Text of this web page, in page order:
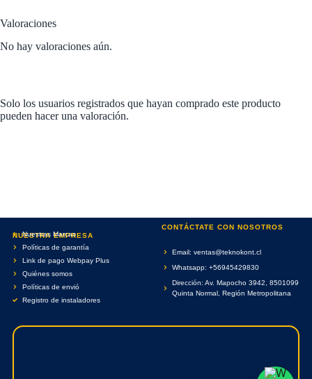
Valoraciones
No hay valoraciones aún.
Solo los usuarios registrados que hayan comprado este producto
pueden hacer una valoración.
NUESTRA EMPRESA
Nuestras Marcas
Políticas de garantía
Link de pago Webpay Plus
Quiénes somos
Políticas de envió
Registro de instaladores
CONTÁCTATE CON NOSOTROS
Email: ventas@teknokont.cl
Whatsapp: +56945429830
Dirección: Av. Mapocho 3942, 8501099
Quinta Normal, Región Metropolitana